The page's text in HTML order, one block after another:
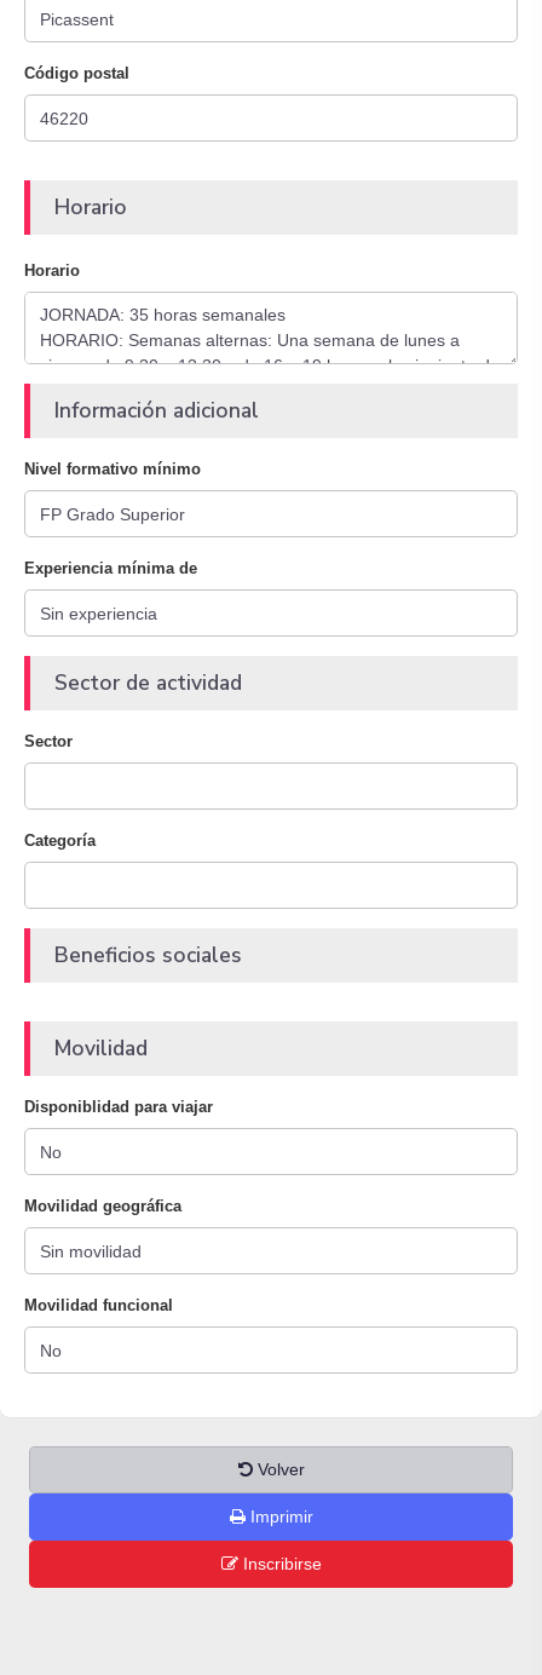
Código postal
Horario
Horario
Información adicional
Nivel formativo mínimo
Experiencia mínima de
Sector de actividad
Sector
Categoría
Beneficios sociales
Movilidad
Disponiblidad para viajar
Movilidad geográfica
Movilidad funcional
Volver
Imprimir
Inscribirse